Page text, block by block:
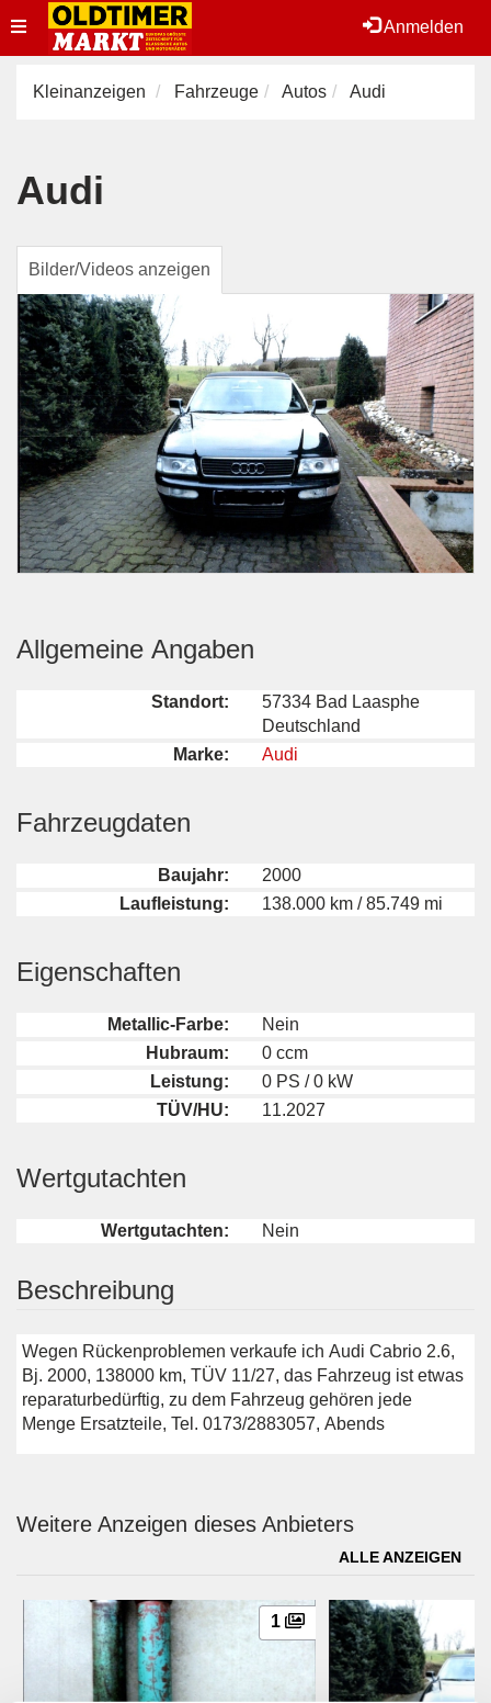
Anmelden
Toggle
navigation
Kleinanzeigen Fahrzeuge Autos Audi
Audi
Bilder/Videos anzeigen
Allgemeine Angaben
Standort:
57334 Bad Laasphe
Deutschland
Marke:
Audi
Fahrzeugdaten
Baujahr:
2000
Laufleistung:
138.000 km / 85.749 mi
Eigenschaften
Metallic-Farbe:
Nein
Hubraum:
0 ccm
Leistung:
0 PS / 0 kW
TÜV/HU:
11.2027
Wertgutachten
Wertgutachten: Nein
Beschreibung
Wegen Rückenproblemen verkaufe ich Audi Cabrio 2.6,
Bj. 2000, 138000 km, TÜV 11/27, das Fahrzeug ist etwas
reparaturbedürftig, zu dem Fahrzeug gehören jede
Menge Ersatzteile, Tel. 0173/2883057, Abends
Weitere Anzeigen dieses Anbieters
ALLE ANZEIGEN
1